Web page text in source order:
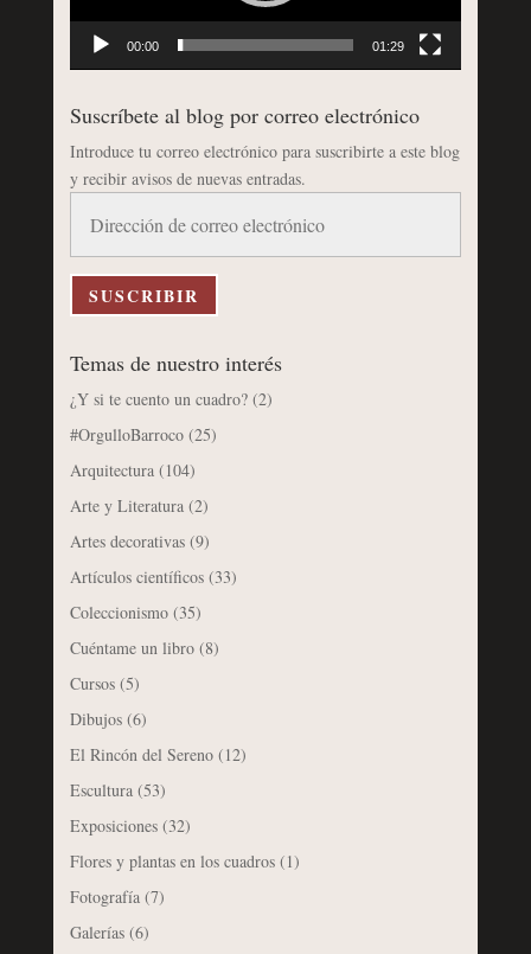
00:00 01:29
Suscríbete al blog por correo electrónico
Introduce tu correo electrónico para suscribirte a este blog
y recibir avisos de nuevas entradas.
correo
electrónico
SUSCRIBIR
Temas de nuestro interés
¿Y si te cuento un cuadro?(2)
#OrgulloBarroco(25)
Arquitectura(104)
Arte y Literatura(2)
Artes decorativas(9)
Artículos científicos(33)
Coleccionismo(35)
Cuéntame un libro(8)
Cursos(5)
Dibujos(6)
El Rincón del Sereno(12)
Escultura(53)
Exposiciones(32)
Flores y plantas en los cuadros(1)
Fotografía(7)
Galerías(6)